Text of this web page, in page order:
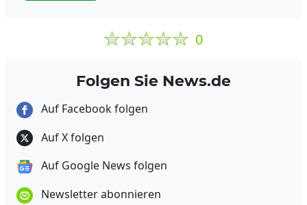
0
Folgen Sie News.de
Auf Facebook folgen
Auf X folgen
Auf Google News folgen
Newsletter abonnieren